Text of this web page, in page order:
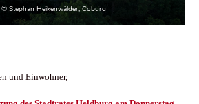
und Einwohner,